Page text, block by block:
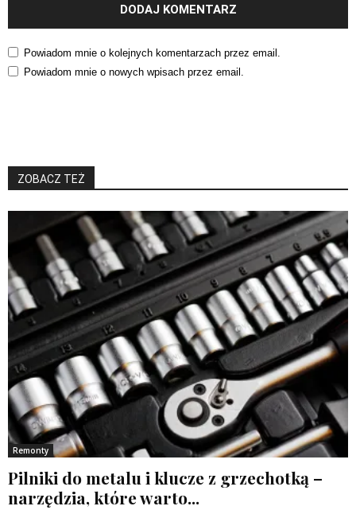
Powiadom mnie o kolejnych komentarzach przez email.
Powiadom mnie o nowych wpisach przez email.
ZOBACZ TEŻ
Remonty
Pilniki do metalu i klucze z grzechotką –
narzędzia, które warto...